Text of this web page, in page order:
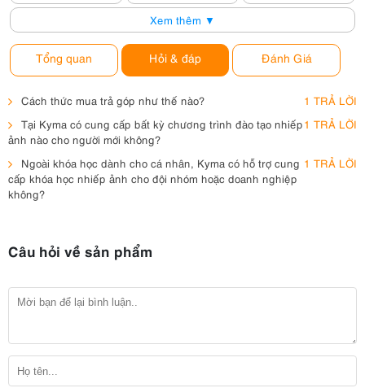
Xem thêm ▼
Tổng quan Hỏi & đáp Đánh Giá
Cách thức mua trả góp như thế nào?
1 TRẢ LỜI
Tại Kyma có cung cấp bất kỳ chương trình đào tạo nhiếp
ảnh nào cho người mới không?
1 TRẢ LỜI
Ngoài khóa học dành cho cá nhân, Kyma có hỗ trợ cung
cấp khóa học nhiếp ảnh cho đội nhóm hoặc doanh nghiệp
không?
1 TRẢ LỜI
Câu hỏi về sản phẩm